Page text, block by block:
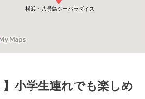
小学生連れでも楽しめ